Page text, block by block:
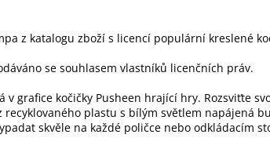
z katalogu zboží s licencí populární kreslené
se souhlasem vlastníků licenčních práv.
v grafice kočičky Pusheen hrající hry. Rozsviťte
recyklovaného plastu s bílým světlem napájená
skvěle na každé poličce nebo odkládacím